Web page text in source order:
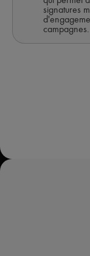
signatures
campagnes.